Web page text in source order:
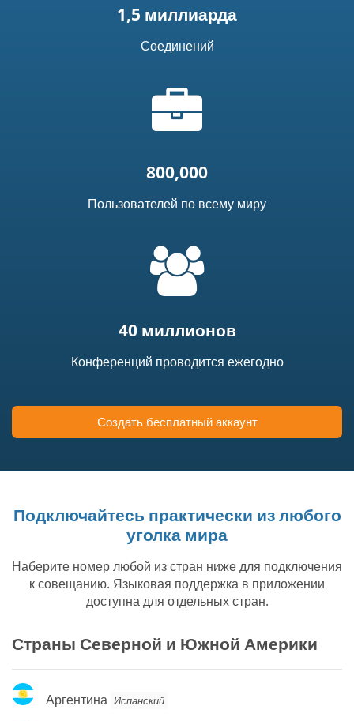
1,5 миллиарда
Соединений
"портфель"
800,000
Пользователей по всему миру
40 миллионов
Конференций проводится ежегодно
Создать бесплатный аккаунт
Подключайтесь практически из любого
уголка мира
Наберите номер любой из стран ниже для подключения
к совещанию. Языковая поддержка в приложении
доступна для отдельных стран.
Страны Северной и Южной Америки
Аргентина
Аргентина Испанский